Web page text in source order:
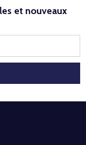
et nouveaux